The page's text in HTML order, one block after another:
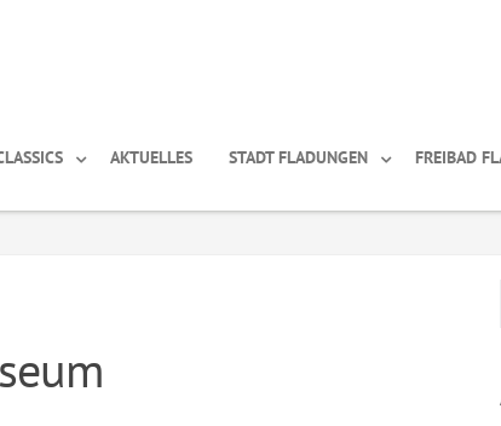
AKTUELLES STADT FLADUNGEN FREIBAD